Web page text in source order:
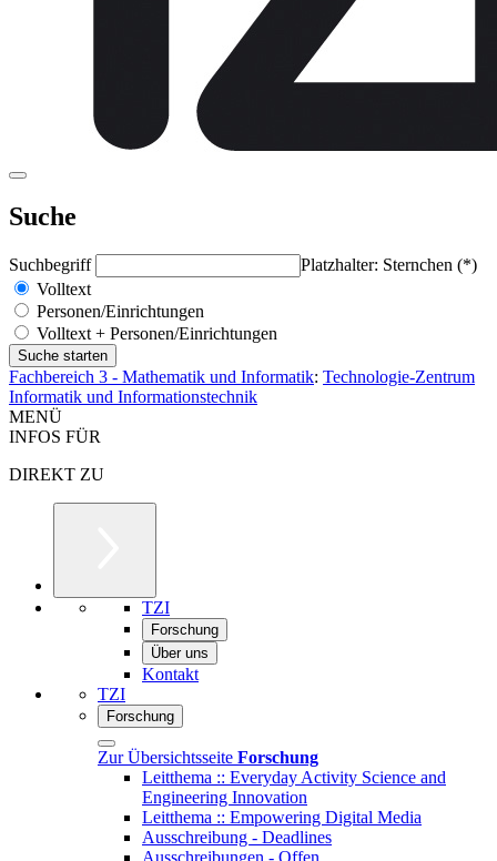
Suche
Suchbegriff
Platzhalter: Sternchen (*)
Volltext
Personen/Einrichtungen
Volltext + Personen/Einrichtungen
Fachbereich 3 - Mathematik und Informatik: Technologie-Zentrum
Informatik und Informationstechnik
MENÜ
INFOS FÜR
DIREKT ZU
TZI
Forschung
Über uns
Kontakt
TZI
Forschung
Zur Übersichtsseite Forschung
Leitthema :: Everyday Activity Science and
Engineering Innovation
Leitthema :: Empowering Digital Media
Ausschreibung - Deadlines
Ausschreibungen - Offen